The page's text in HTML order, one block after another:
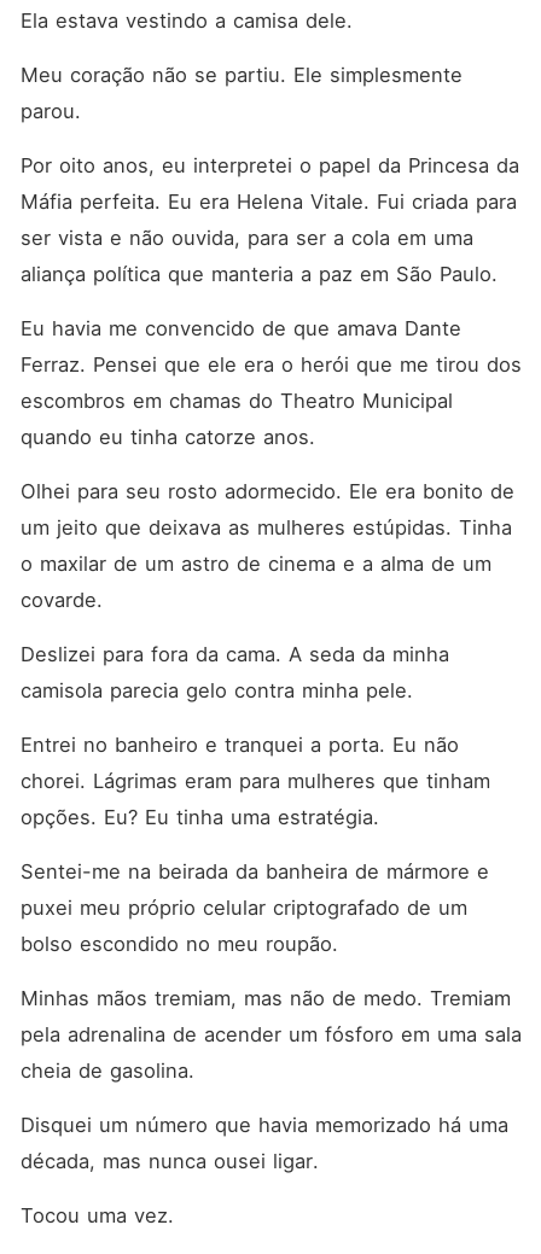
Ela estava vestindo a camisa dele.
Meu coração não se partiu. Ele simplesmente
parou.
Por oito anos, eu interpretei o papel da Princesa da
Máfia perfeita. Eu era Helena Vitale. Fui criada para
ser vista e não ouvida, para ser a cola em uma
aliança política que manteria a paz em São Paulo.
Eu havia me convencido de que amava Dante
Ferraz. Pensei que ele era o herói que me tirou dos
escombros em chamas do Theatro Municipal
quando eu tinha catorze anos.
Olhei para seu rosto adormecido. Ele era bonito de
um jeito que deixava as mulheres estúpidas. Tinha
o maxilar de um astro de cinema e a alma de um
covarde.
Deslizei para fora da cama. A seda da minha
camisola parecia gelo contra minha pele.
Entrei no banheiro e tranquei a porta. Eu não
chorei. Lágrimas eram para mulheres que tinham
opções. Eu? Eu tinha uma estratégia.
Sentei-me na beirada da banheira de mármore e
puxei meu próprio celular criptografado de um
bolso escondido no meu roupão.
Minhas mãos tremiam, mas não de medo. Tremiam
pela adrenalina de acender um fósforo em uma sala
cheia de gasolina.
Disquei um número que havia memorizado há uma
década, mas nunca ousei ligar.
Tocou uma vez.